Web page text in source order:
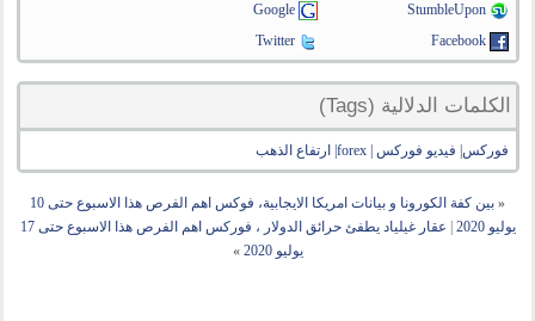
StumbleUpon
Google
Facebook
Twitter
الكلمات الدلالية (Tags)
فوركس| فيديو فوركس | forex| ارتفاع الذهب
«
بين كفة الكورونا و بيانات امريكا الايجابية، فوكس اهم الفرص هذا الاسبوع حتى 10
يوليو 2020
عقار غيلياد يطفئ حرائق الدولار ، فوركس اهم الفرص هذا الاسبوع حتى 17
يوليو 2020
»